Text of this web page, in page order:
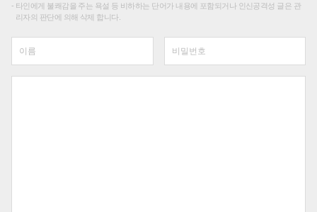
타인에게 불쾌감을 주는 욕설 등 비하하는 단어가 내용에 포함되거나 인신공격성 글은 관
리자의 판단에 의해 삭제 합니다.